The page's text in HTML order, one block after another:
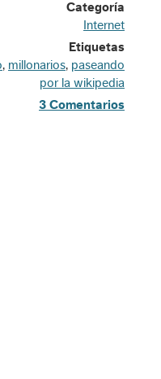
Categoría
Internet
Etiquetas
, millonarios, paseando
por la wikipedia
3 Comentarios